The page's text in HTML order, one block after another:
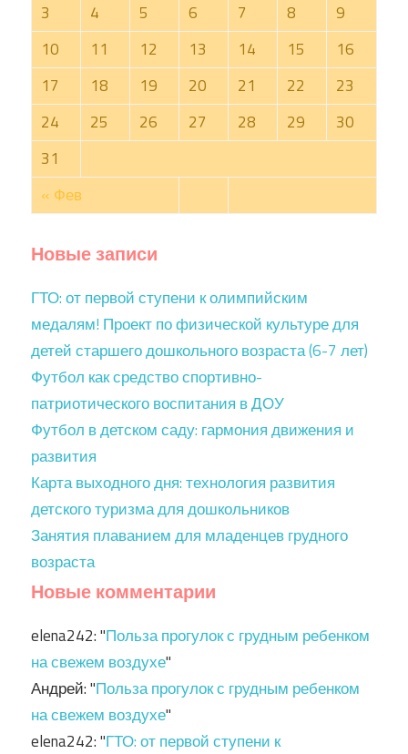
« Фев
3
4 5 6 7 8
9
10
11 12 13 14 15
16
17
18 19 20 21 22
23
24
25 26 27 28 29
30
31
Новые записи
ГТО: от первой ступени к олимпийским
медалям! Проект по физической культуре для
детей старшего дошкольного возраста (6-7 лет)
Футбол как средство спортивно-
патриотического воспитания в ДОУ
Футбол в детском саду: гармония движения и
развития
Карта выходного дня: технология развития
детского туризма для дошкольников
Занятия плаванием для младенцев грудного
возраста
Новые комментарии
elena242: "Польза прогулок с грудным ребенком
на свежем воздухе"
Андрей: "Польза прогулок с грудным ребенком
на свежем воздухе"
elena242: "ГТО: от первой ступени к